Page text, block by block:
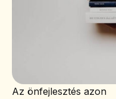
Az önfejlesztés azon